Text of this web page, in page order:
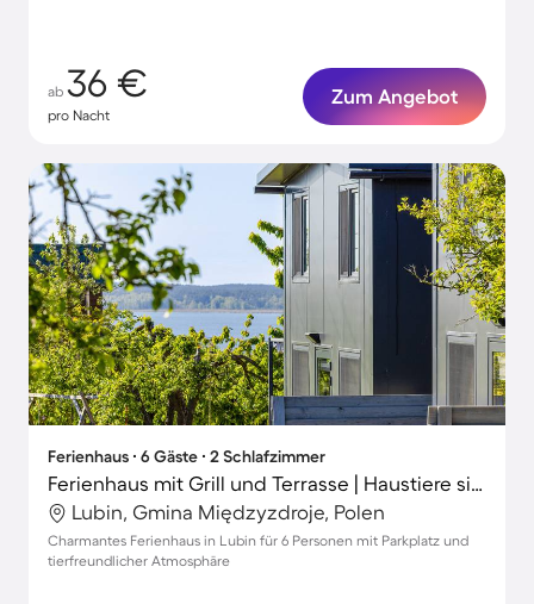
ab 36 €
pro Nacht
Zum Angebot
Ferienhaus ∙ 6 Gäste ∙ 2 Schlafzimmer
Ferienhaus mit Grill und Terrasse | Haustiere sind willkommen
Lubin, Gmina Międzyzdroje, Polen
Charmantes Ferienhaus in Lubin für 6 Personen mit Parkplatz und
tierfreundlicher Atmosphäre